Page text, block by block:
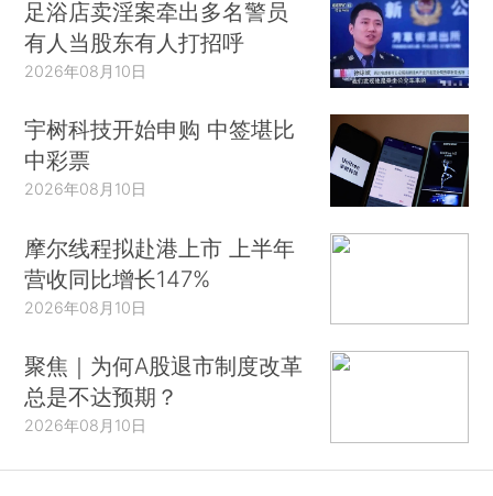
足浴店卖淫案牵出多名警员
有人当股东有人打招呼
2026年08月10日
宇树科技开始申购 中签堪比
中彩票
2026年08月10日
摩尔线程拟赴港上市 上半年
营收同比增长147%
2026年08月10日
聚焦｜为何A股退市制度改革
总是不达预期？
2026年08月10日